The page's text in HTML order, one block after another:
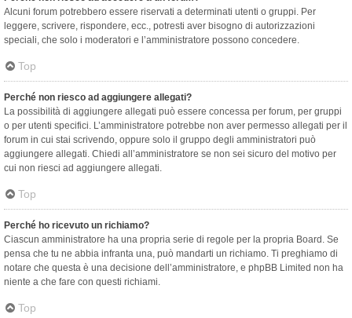
Alcuni forum potrebbero essere riservati a determinati utenti o gruppi. Per
leggere, scrivere, rispondere, ecc., potresti aver bisogno di autorizzazioni
speciali, che solo i moderatori e l’amministratore possono concedere.
Top
Perché non riesco ad aggiungere allegati?
La possibilità di aggiungere allegati può essere concessa per forum, per gruppi
o per utenti specifici. L’amministratore potrebbe non aver permesso allegati per il
forum in cui stai scrivendo, oppure solo il gruppo degli amministratori può
aggiungere allegati. Chiedi all’amministratore se non sei sicuro del motivo per
cui non riesci ad aggiungere allegati.
Top
Perché ho ricevuto un richiamo?
Ciascun amministratore ha una propria serie di regole per la propria Board. Se
pensa che tu ne abbia infranta una, può mandarti un richiamo. Ti preghiamo di
notare che questa è una decisione dell’amministratore, e phpBB Limited non ha
niente a che fare con questi richiami.
Top